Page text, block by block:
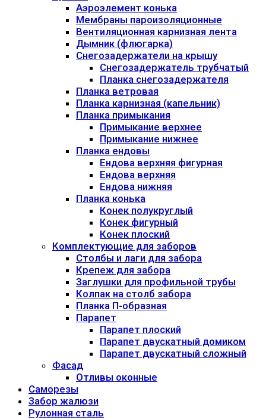
Аэроэлемент конька
Мембраны пароизоляционные
Вентиляционная карнизная лента
Дымник (флюгарка)
Снегозадержатели на крышу
Снегозадержатель трубчатый
Планка снегозадержателя
Планка ветровая
Планка карнизная (капельник)
Планка примыкания
Примыкание верхнее
Примыкание нижнее
Планка ендовы
Ендова верхняя фигурная
Ендова верхняя
Ендова нижняя
Планка конька
Конек полукруглый
Конек фигурный
Конек плоский
Комплектующие для заборов
Столбы и лаги для забора
Крепеж для забора
Заглушки для профильной трубы
Колпак на столб забора
Планка П-образная
Парапет
Парапет плоский
Парапет двускатный домиком
Парапет двускатный сложный
Фасад
Отливы оконные
Саморезы
Забор жалюзи
Рулонная сталь